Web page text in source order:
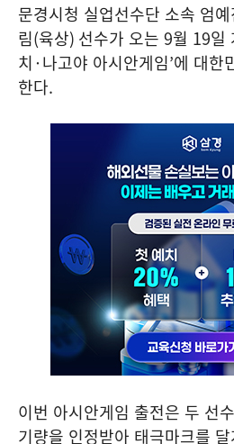
문경시청 실업선수단 소속 엄예
림(육상) 선수가 오는 9월 19일
치·나고야 아시안게임’에 대한
한다.
이번 아시안게임 출전은 두 선
기량을 인정받아 태극마크를